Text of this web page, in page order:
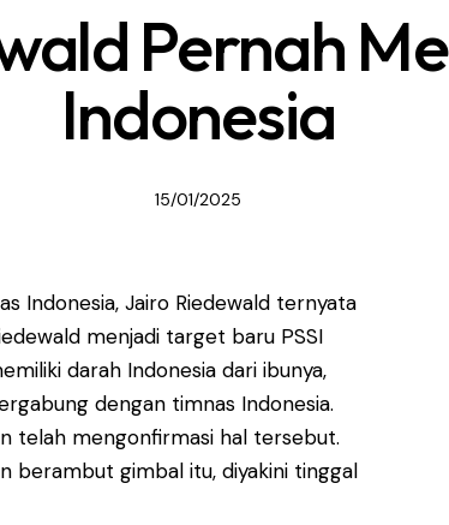
Pernah
Indonesia
15/01/2025
Indonesia, Jairo Riedewald ternyata
menjadi target baru PSSI
darah Indonesia dari ibunya,
dengan timnas Indonesia.
telah mengonfirmasi hal tersebut.
berambut gimbal itu, diyakini tinggal